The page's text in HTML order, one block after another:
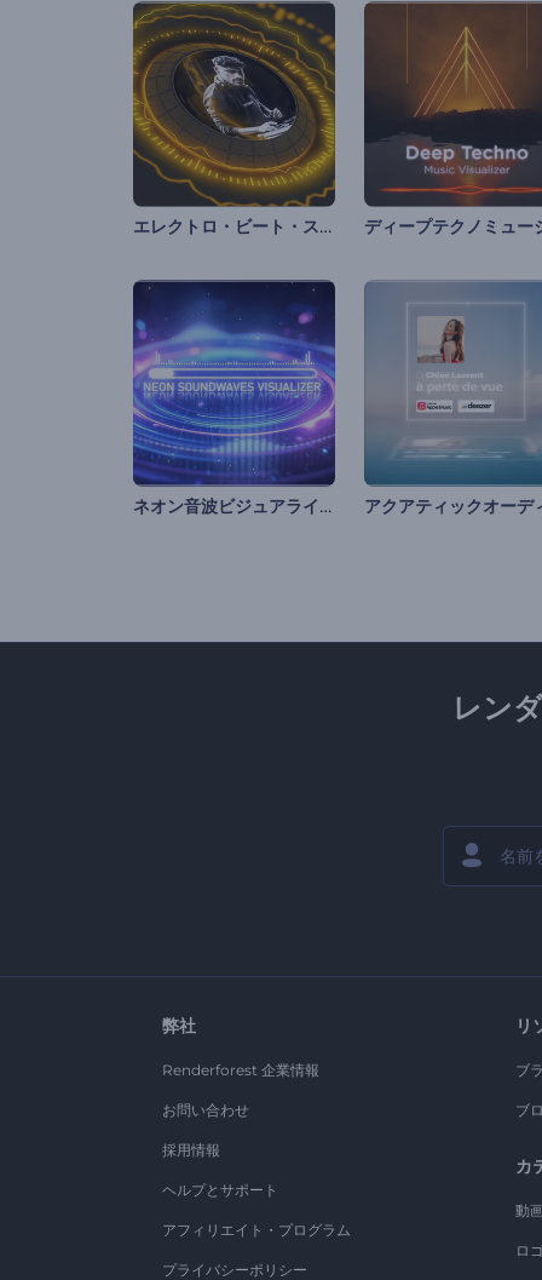
エレクトロ・ビート・スペクトラムのビジュアライザー
ネオン音波ビジュアライザー
レン
弊社
Renderforest 企業情報
お問い合わせ
採用情報
ヘルプとサポート
アフィリエイト・プログラム
プライバシーポリシー
リ
ブ
ブ
カ
動
ロ